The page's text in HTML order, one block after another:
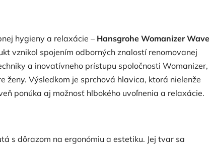
hygieny a relaxácie – Hansgrohe Womanizer Wave
vznikol spojením odborných znalostí renomovanej
a inovatívneho prístupu spoločnosti Womanizer,
ženy. Výsledkom je sprchová hlavica, ktorá nielenže
ponúka aj možnosť hlbokého uvoľnenia a relaxácie.
s dôrazom na ergonómiu a estetiku. Jej tvar sa